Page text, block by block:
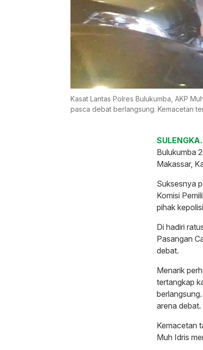
Kasat Lantas Polres Bulukumba, AKP
pasca debat berlangsung. Kemacetan
Bulukumba
Makassar,
Suksesnya
Komisi
pihak
Di hadiri
Pasangan
debat.
Menarik
tertangkap
arena debat.
Kemacetan
Muh Idris